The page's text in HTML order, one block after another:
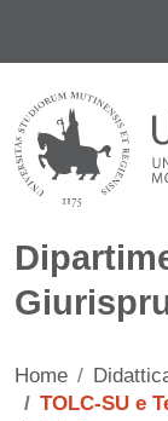
Home
TOLC-SU e